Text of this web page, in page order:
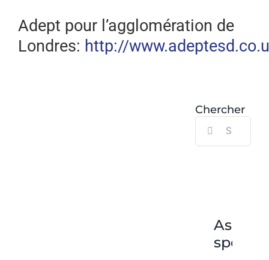
Adept pour l’agglomération de
Londres: http://
Chercher
Search
for: